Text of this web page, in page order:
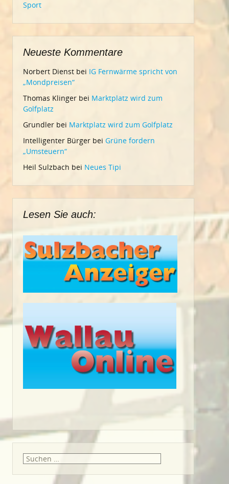
Sport
Neueste Kommentare
Norbert Dienst bei IG Fernwärme spricht von
„Mondpreisen“
Thomas Klinger bei Marktplatz wird zum
Golfplatz
Grundler bei Marktplatz wird zum Golfplatz
Intelligenter Bürger bei Grüne fordern
„Umsteuern“
Heil Sulzbach bei Neues Tipi
Lesen Sie auch:
Suche